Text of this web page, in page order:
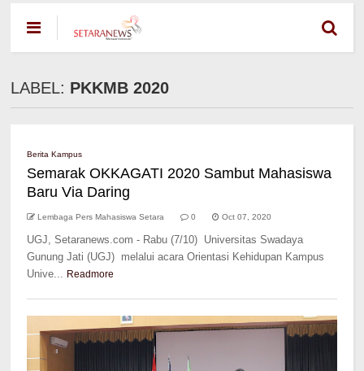
LABEL: PKKMB 2020
Berita Kampus
Semarak OKKAGATI 2020 Sambut Mahasiswa
Baru Via Daring
Lembaga Pers Mahasiswa Setara 0 Oct 07, 2020
UGJ, Setaranews.com - Rabu (7/10) Universitas Swadaya
Gunung Jati (UGJ) melalui acara Orientasi Kehidupan Kampus
Unive... Readmore